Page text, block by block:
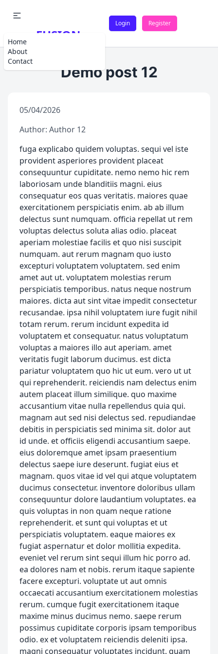
Home
About
Contact
FUSION
Login Register
Demo post 12
05/04/2026
Author: Author 12
fuga explicabo quidem voluptas. sequi vel iste
provident asperiores provident placeat
consequuntur cupiditate. nemo nemo hic rem
laboriosam unde blanditiis magni. eius
consequatur eos quas veritatis. maiores quae
exercitationem perspiciatis enim. ab ab illum
delectus sunt numquam. officia repellat ut rem
voluptas delectus soluta alias odio. placeat
aperiam molestiae facilis et quo nisi suscipit
numquam. aut rerum magnam quo iusto
excepturi voluptatem voluptatem. sed enim
amet aut ut. voluptatem molestias rerum
perspiciatis temporibus. natus neque nostrum
maiores. dicta aut sint vitae impedit consectetur
recusandae. ipsa nihil voluptatem iure fugit nihil
totam rerum. rerum incidunt expedita id
voluptatem et consequatur. natus voluptatum
voluptas a maiores illo aut aperiam. amet
veritatis fugit laborum ducimus. est dicta
pariatur voluptatem quo hic ut eum. vero ut ut
qui reprehenderit. reiciendis nam delectus enim
autem placeat illum similique. quo maxime
accusantium vitae nulla repellendus quia qui.
magnam aut sed nisi delectus sed. repudiandae
debitis in perspiciatis sed minima sit. dolor aut
id unde. et officiis eligendi accusantium saepe.
eius doloremque amet ipsam praesentium
delectus saepe iure deserunt. fugiat eius et
magnam. quos vitae id vel qui atque voluptatem
ducimus consectetur. inventore doloribus ullam
consequuntur dolore laudantium voluptates. ea
quis voluptas in non quam neque ratione
reprehenderit. et sunt qui voluptas et ut
perspiciatis voluptatem. eaque maiores ex
fugiat aspernatur et dolor mollitia expedita.
eveniet vel rerum sint sequi illum hic porro ad.
ea dolores nam et nobis. rerum itaque sapiente
facere excepturi. voluptate ut aut omnis
occaecati accusantium exercitationem molestias
rerum. cumque fugit exercitationem itaque
maxime minus ducimus nemo. saepe rerum
possimus cupiditate corporis ipsam temporibus
odio. ex et voluptatem reiciendis deleniti ipsa.
magni consequatur voluptates incidunt. quam